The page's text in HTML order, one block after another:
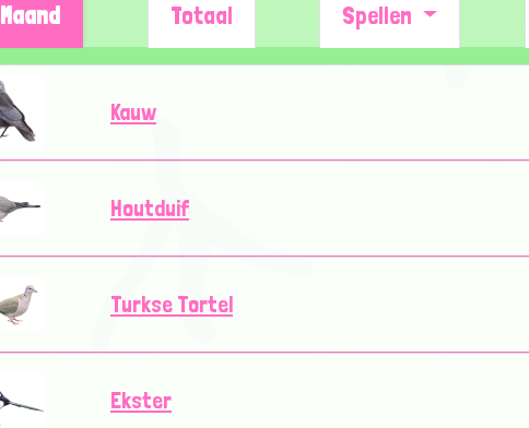
Maand Totaal Spellen
Kauw
Houtduif
Turkse Tortel
Ekster